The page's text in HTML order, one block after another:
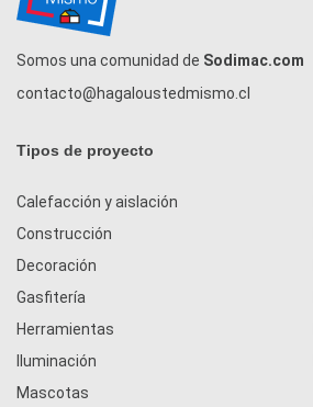
Somos una comunidad de Sodimac.com
contacto@hagaloustedmismo.cl
Tipos de proyecto
Calefacción y aislación
Construcción
Decoración
Gasfitería
Herramientas
Iluminación
Mascotas